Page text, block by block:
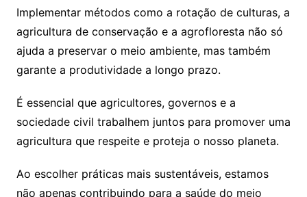
Implementar métodos como a rotação de culturas, a
agricultura de conservação e a agrofloresta não só
ajuda a preservar o meio ambiente, mas também
garante a produtividade a longo prazo.
É essencial que agricultores, governos e a
sociedade civil trabalhem juntos para promover uma
agricultura que respeite e proteja o nosso planeta.
Ao escolher práticas mais sustentáveis, estamos
não apenas contribuindo para a saúde do meio